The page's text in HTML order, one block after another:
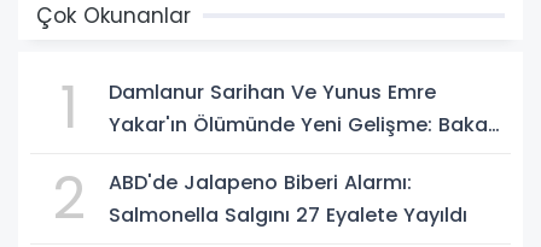
Çok Okunanlar
1
Damlanur Sarihan Ve Yunus Emre
Yakar'ın Ölümünde Yeni Gelişme: Bakan
2
ABD'de Jalapeno Biberi Alarmı:
Salmonella Salgını 27 Eyalete Yayıldı